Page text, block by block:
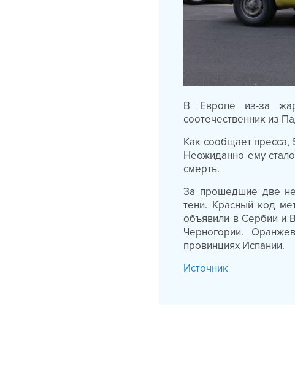
В Европе из-за
соотечественник из
Как сообщает пресса,
Неожиданно ему
смерть.
За прошедшие две
тени. Красный код
объявили в Сербии и
Черногории.
провинциях Испании.
Источник